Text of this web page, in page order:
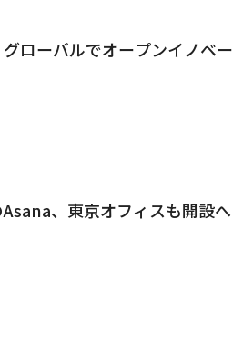
ローバルでオープンイノベー
、東京オフィスも開設へ